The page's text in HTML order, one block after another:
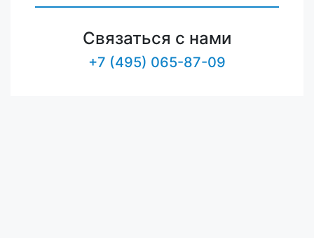
Связаться с нами
+7 (495) 065-87-09